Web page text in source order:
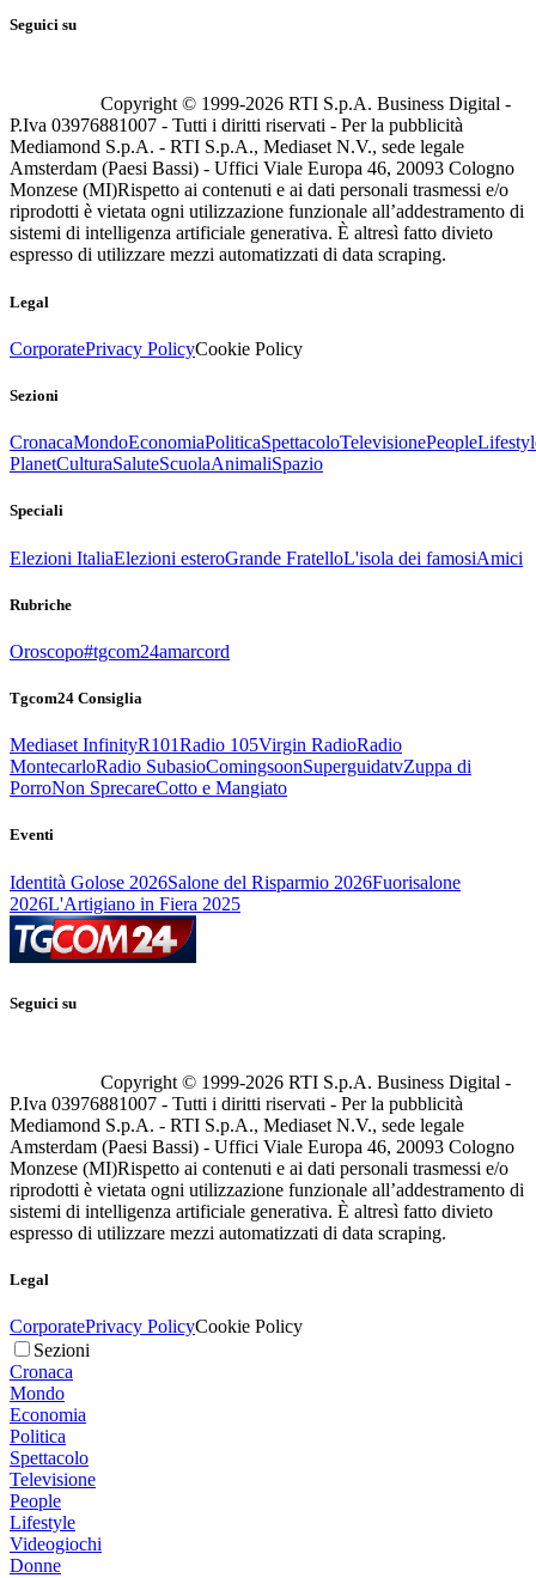
Seguici su
Copyright © 1999-2026 RTI S.p.A. Business Digital -
P.Iva 03976881007 - Tutti i diritti riservati - Per la pubblicità
Mediamond S.p.A. - RTI S.p.A., Mediaset N.V., sede legale
Amsterdam (Paesi Bassi) - Uffici Viale Europa 46, 20093 Cologno
Monzese (MI)Rispetto ai contenuti e ai dati personali trasmessi e/o
riprodotti è vietata ogni utilizzazione funzionale all’addestramento di
sistemi di intelligenza artificiale generativa. È altresì fatto divieto
espresso di utilizzare mezzi automatizzati di data scraping.
Legal
CorporatePrivacy PolicyCookie Policy
Sezioni
CronacaMondoEconomiaPoliticaSpettacoloTelevisionePeople
PlanetCulturaSaluteScuolaAnimaliSpazio
Speciali
Elezioni ItaliaElezioni esteroGrande FratelloL'isola dei famosiAmici
Rubriche
Oroscopo#tgcom24amarcord
Tgcom24 Consiglia
Mediaset InfinityR101Radio 105Virgin RadioRadio
MontecarloRadio SubasioComingsoonSuperguidatvZuppa di
PorroNon SprecareCotto e Mangiato
Eventi
Identità Golose 2026Salone del Risparmio 2026Fuorisalone
2026L'Artigiano in Fiera 2025
Seguici su
Copyright © 1999-2026 RTI S.p.A. Business Digital -
P.Iva 03976881007 - Tutti i diritti riservati - Per la pubblicità
Mediamond S.p.A. - RTI S.p.A., Mediaset N.V., sede legale
Amsterdam (Paesi Bassi) - Uffici Viale Europa 46, 20093 Cologno
Monzese (MI)Rispetto ai contenuti e ai dati personali trasmessi e/o
riprodotti è vietata ogni utilizzazione funzionale all’addestramento di
sistemi di intelligenza artificiale generativa. È altresì fatto divieto
espresso di utilizzare mezzi automatizzati di data scraping.
Legal
CorporatePrivacy PolicyCookie Policy
Sezioni
Cronaca
Mondo
Economia
Politica
Spettacolo
Televisione
People
Lifestyle
Videogiochi
Donne